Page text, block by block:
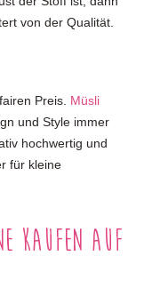
von der Qualität.
Preis. Müsli
und Style immer
hochwertig und
für kleine
kaufen auf